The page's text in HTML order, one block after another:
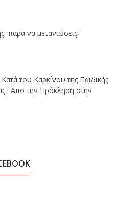
παρά να μετανιώσεις!
του Καρκίνου της Παιδικής
: Απο την Πρόκληση στην